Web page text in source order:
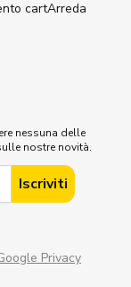
cartArreda
nessuna delle
nostre novità.
Iscriviti
Privacy